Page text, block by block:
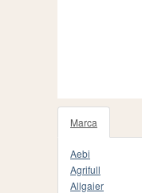
Marca
Aebi
Agrifull
Allgaier